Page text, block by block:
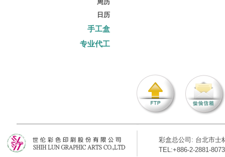
周历
日历
手工盒
专业代工
彩盒总公司: 台北市士
TEL:+886-2-2881-